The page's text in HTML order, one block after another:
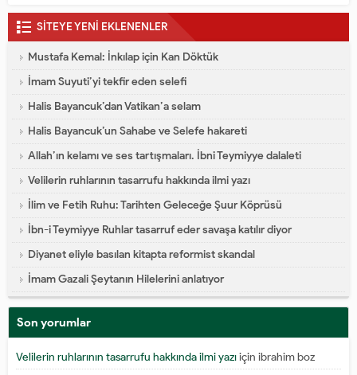
SİTEYE YENİ EKLENENLER
Mustafa Kemal: İnkılap için Kan Döktük
İmam Suyuti’yi tekfir eden selefi
Halis Bayancuk’dan Vatikan’a selam
Halis Bayancuk’un Sahabe ve Selefe hakareti
Allah’ın kelamı ve ses tartışmaları. İbni Teymiyye dalaleti
Velilerin ruhlarının tasarrufu hakkında ilmi yazı
İlim ve Fetih Ruhu: Tarihten Geleceğe Şuur Köprüsü
İbn-i Teymiyye Ruhlar tasarruf eder savaşa katılır diyor
Diyanet eliyle basılan kitapta reformist skandal
İmam Gazali Şeytanın Hilelerini anlatıyor
Son yorumlar
Velilerin ruhlarının tasarrufu hakkında ilmi yazıiçin ibrahim boz